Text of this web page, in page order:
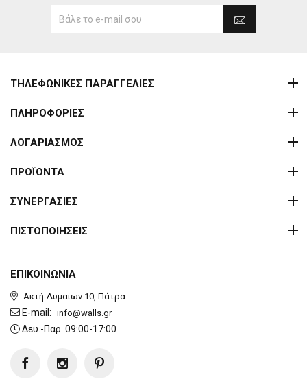
ΕΠΙΚΟΙΝΩΝΙΑ
Ακτή Δυμαίων 10, Πάτρα
E-mail: info@walls.gr
Δευ.-Παρ. 09:00-17:00
ΤΗΛΕΦΩΝΙΚΕΣ ΠΑΡΑΓΓΕΛΙΕΣ
ΠΛΗΡΟΦΟΡΙΕΣ
ΛΟΓΑΡΙΑΣΜΟΣ
ΠΡΟΪΟΝΤΑ
ΣΥΝΕΡΓΑΣΙΕΣ
ΠΙΣΤΟΠΟΙΗΣΕΙΣ